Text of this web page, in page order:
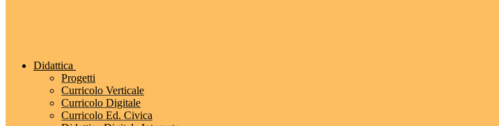
Didattica
Progetti
Curricolo Verticale
Curricolo Digitale
Curricolo Ed. Civica